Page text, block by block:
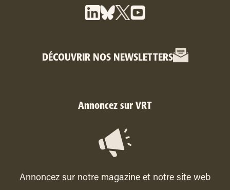
DÉCOUVRIR NOS NEWSLETTERS
Annoncez sur VRT
Annoncez sur notre magazine et notre site web